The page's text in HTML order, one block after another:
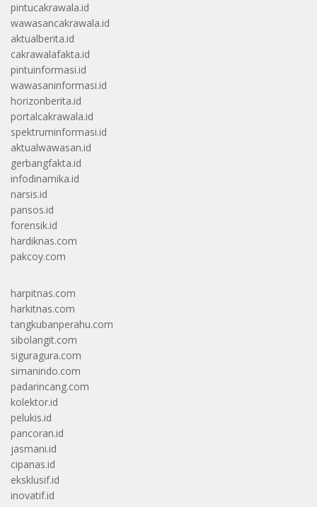
pintucakrawala.id
wawasancakrawala.id
aktualberita.id
cakrawalafakta.id
pintuinformasi.id
wawasaninformasi.id
horizonberita.id
portalcakrawala.id
spektruminformasi.id
aktualwawasan.id
gerbangfakta.id
infodinamika.id
narsis.id
pansos.id
forensik.id
hardiknas.com
pakcoy.com
harpitnas.com
harkitnas.com
tangkubanperahu.com
sibolangit.com
siguragura.com
simanindo.com
padarincang.com
kolektor.id
pelukis.id
pancoran.id
jasmani.id
cipanas.id
eksklusif.id
inovatif.id